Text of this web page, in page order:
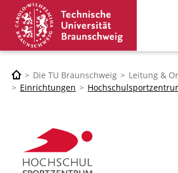
Die TU Braunschweig
Leitung &
Einrichtungen